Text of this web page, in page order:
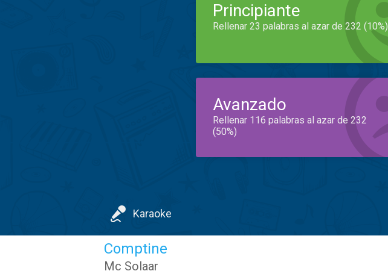
Principiante
Rellenar 23 palabras al azar de 232 (10%)
Avanzado
Rellenar 116 palabras al azar de 232
(50%)
Karaoke
Comptine
Mc Solaar